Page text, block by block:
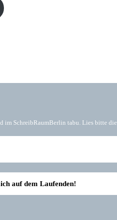
im SchreibRaumBerlin tabu. Lies bitte die